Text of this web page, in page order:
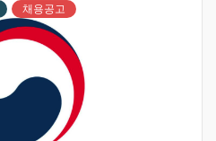
채용공고